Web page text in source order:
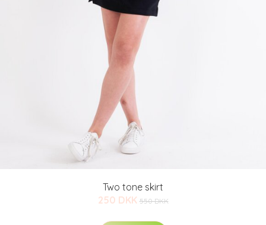
Two tone skirt
250 DKK 550 DKK